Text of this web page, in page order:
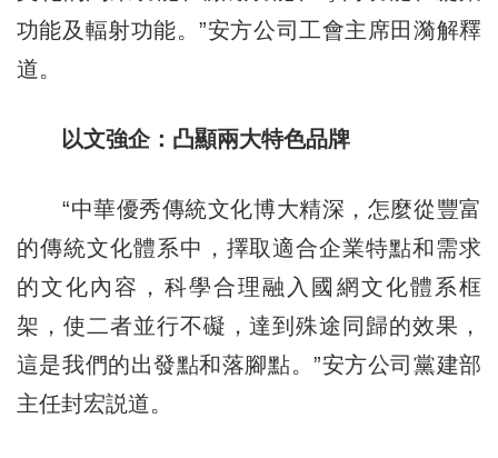
功能及輻射功能。”安方公司工會主席田漪解釋
道。
以文強企：凸顯兩大特色品牌
“中華優秀傳統文化博大精深，怎麼從豐富
的傳統文化體系中，擇取適合企業特點和需求
的文化內容，科學合理融入國網文化體系框
架，使二者並行不礙，達到殊途同歸的效果，
這是我們的出發點和落腳點。”安方公司黨建部
主任封宏説道。